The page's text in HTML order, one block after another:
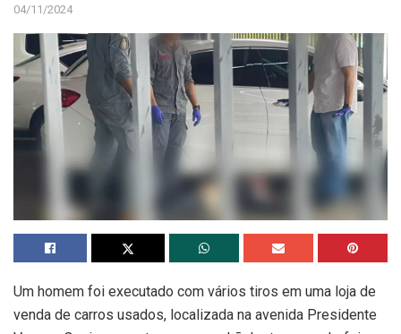
04/11/2024
Um homem foi executado com vários tiros em uma loja de
venda de carros usados, localizada na avenida Presidente